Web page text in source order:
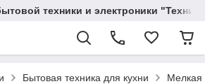
техники и электроники
Бытовая техника для кухни Мелкая